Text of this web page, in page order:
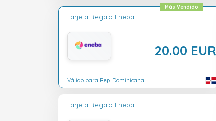
Tarjeta Regalo Eneba
20.00 EUR
Más Vendido
Válido para Rep. Dominicana
Tarjeta Regalo Eneba